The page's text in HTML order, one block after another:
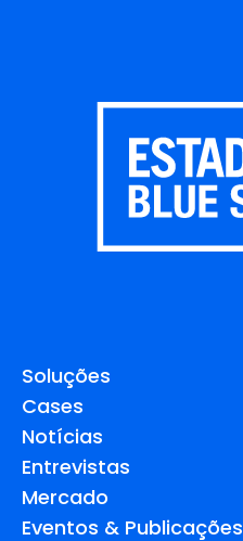
Soluções
Cases
Notícias
Entrevistas
Mercado
Eventos & Publicações